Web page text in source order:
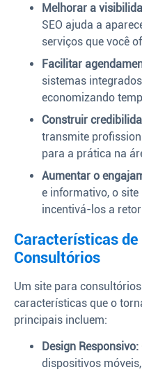
Melhorar a
SEO ajuda a
serviços que você
Facilitar
sistemas
economizando
Construir
transmite
para a prática na
Aumentar o
e informativo, o site
incentivá-los a
Características
Consultórios
Um site para
características que o
principais incluem:
Design Responsivo:
dispositivos